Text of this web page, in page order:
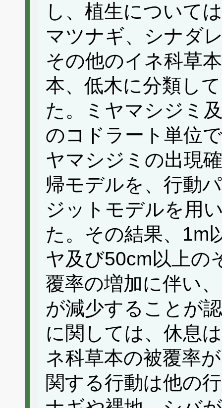
し、植生について
マツナギ、シナダ
その他のイネ科草
本、低木に分類し
た。ミヤマシジミ
のコドラート単位
ヤマシジミの出現
帰モデルを、行動
ジットモデルを用
た。その結果、1m
ヤ及び50cm以上の
覆率の増加に伴い
が減少することが
に関しては、休息
ネ科草本の被覆率
関する行動は他の